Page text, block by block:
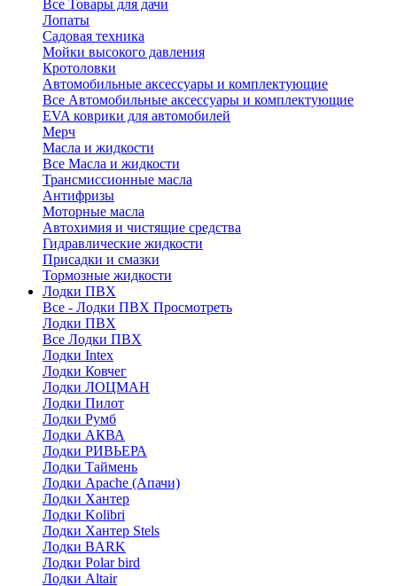
Все Товары для дачи
Лопаты
Садовая техника
Мойки высокого давления
Кротоловки
Автомобильные аксессуары и комплектующие
Все Автомобильные аксессуары и комплектующие
EVA коврики для автомобилей
Мерч
Масла и жидкости
Все Масла и жидкости
Трансмиссионные масла
Антифризы
Моторные масла
Автохимия и чистящие средства
Гидравлические жидкости
Присадки и смазки
Тормозные жидкости
Лодки ПВХ
Все - Лодки ПВХ Просмотреть
Лодки ПВХ
Все Лодки ПВХ
Лодки Intex
Лодки Ковчег
Лодки ЛОЦМАН
Лодки Пилот
Лодки Румб
Лодки АКВА
Лодки РИВЬЕРА
Лодки Таймень
Лодки Apache (Апачи)
Лодки Хантер
Лодки Kolibri
Лодки Хантер Stels
Лодки BARK
Лодки Polar bird
Лодки Altair